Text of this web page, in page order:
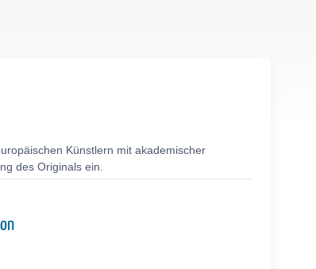
Künstlern mit akademischer
des Originals ein.